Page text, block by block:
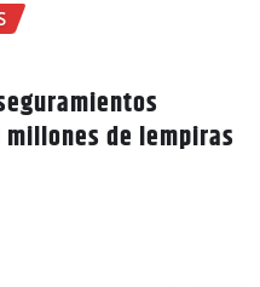
de lempiras